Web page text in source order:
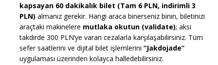
kapsayan 60 dakikalık bilet (Tam 6 PLN, indirimli 3
PLN) almanız gerekir. Hangi araca binerseniz binin, biletinizi
araçtaki makinelere mutlaka okutun (validate); aksi
takdirde 300 PLN’ye varan cezalarla karşılaşabilirsiniz. Tüm
sefer saatlerini ve dijital bilet işlemlerini “Jakdojade”
uygulaması üzerinden kolayca halledebilirsiniz.